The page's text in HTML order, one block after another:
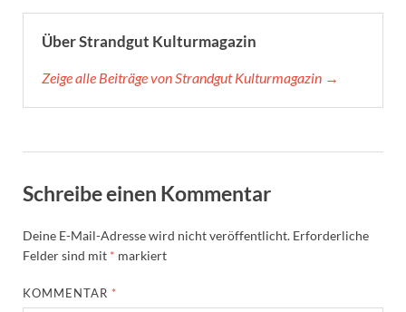
Über Strandgut Kulturmagazin
Zeige alle Beiträge von Strandgut Kulturmagazin →
Schreibe einen Kommentar
Deine E-Mail-Adresse wird nicht veröffentlicht. Erforderliche
Felder sind mit * markiert
KOMMENTAR *